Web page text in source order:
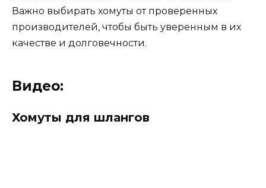
Важно выбирать хомуты от проверенных
производителей, чтобы быть уверенным в их
качестве и долговечности.
Видео:
Хомуты для шлангов